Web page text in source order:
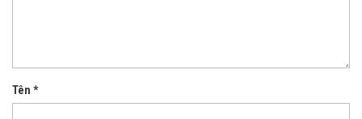
Tên *